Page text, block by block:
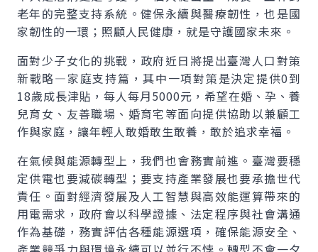
老年的完整支持系統。健保永續與醫療韌性，也是國
家韌性的一環；照顧人民健康，就是守護國家未來。
面對少子女化的挑戰，政府近日將提出臺灣人口對策
新戰略—家庭支持篇，其中一項對策是決定提供0到
18歲成長津貼，每人每月5000元，希望在婚、孕、養
兒育女、友善職場、婚育宅等面向提供協助以兼顧工
作與家庭，讓年輕人敢婚敢生敢養，敢於追求幸福。
在氣候與能源轉型上，我們也會務實前進。臺灣要穩
定供電也要減碳轉型；要支持產業發展也要承擔世代
責任。面對經濟發展及人工智慧與高效能運算帶來的
用電需求，政府會以科學證據、法定程序與社會溝通
作為基礎，務實評估各種能源選項，確保能源安全、